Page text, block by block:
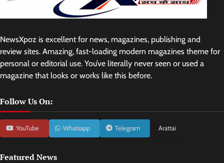
NewsXpoz is excellent for news, magazines, publishing and
review sites. Amazing, fast-loading modern magazines theme for
personal or editorial use. You’ve literally never seen or used a
magazine that looks or works like this before.
Follow Us On:
YouTube Whatsapp Telegram Arattai
Featured News